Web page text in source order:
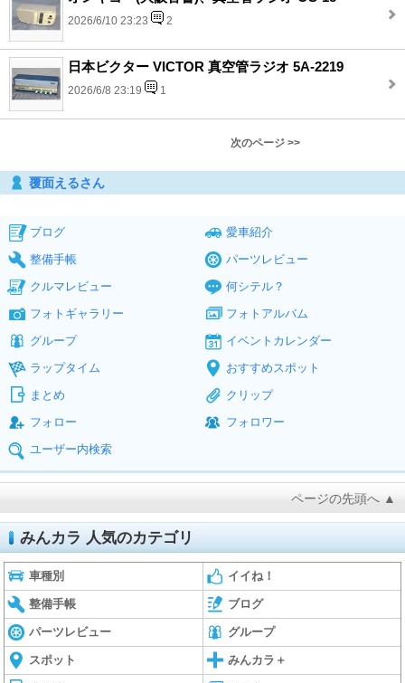
2026/6/10 23:23 2
日本ビクター VICTOR 真空管ラジオ 5A-2219
2026/6/8 23:19 1
次のページ >>
覆面えるさん
ブログ
愛車紹介
整備手帳
パーツレビュー
クルマレビュー
何シテル？
フォトギャラリー
フォトアルバム
グループ
イベントカレンダー
ラップタイム
おすすめスポット
まとめ
クリップ
フォロー
フォロワー
ユーザー内検索
ページの先頭へ ▲
みんカラ 人気のカテゴリ
車種別 イイね！
整備手帳 ブログ
パーツレビュー グループ
スポット みんカラ＋